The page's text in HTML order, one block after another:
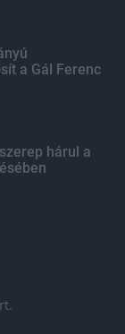
a Gál Ferenc
hárul a